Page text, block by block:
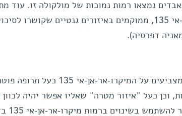
נמצאו רמות נמוכות של מולקולה זו. עוד
המיקרו-אר-אן-אי 135, ממוקמים באיזורים גנטיים
דפרסיה).
ממצאים אלה מצביעים על
וכן כעל "איזור מטרה" שאליו אפשר יהיה